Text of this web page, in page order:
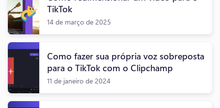
TikTok
14 de março de 2025
Como fazer sua própria voz sobreposta
para o TikTok com o Clipchamp
11 de janeiro de 2024